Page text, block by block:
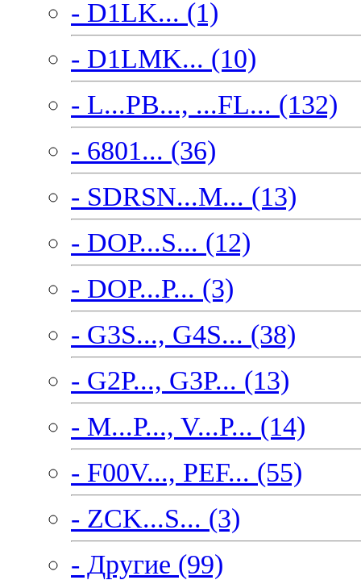
- D1LK... (1)
- D1LMK... (10)
- L...PB..., ...FL... (132)
- 6801... (36)
- SDRSN...M... (13)
- DOP...S... (12)
- DOP...P... (3)
- G3S..., G4S... (38)
- G2P..., G3P... (13)
- M...P..., V...P... (14)
- F00V..., PEF... (55)
- ZCK...S... (3)
- Другие (99)